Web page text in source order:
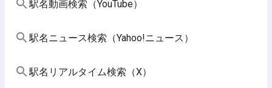
駅名動画検索（YouTube）
駅名ニュース検索（Yahoo!ニュース）
駅名リアルタイム検索（X）